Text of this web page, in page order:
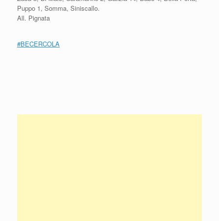
Puppo 1, Somma, Siniscallo.
All. Pignata
#BECERCOLA